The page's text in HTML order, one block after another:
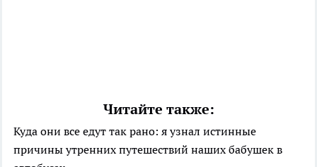
Читайте также:
Куда они все едут так рано: я узнал истинные
причины утренних путешествий наших бабушек в